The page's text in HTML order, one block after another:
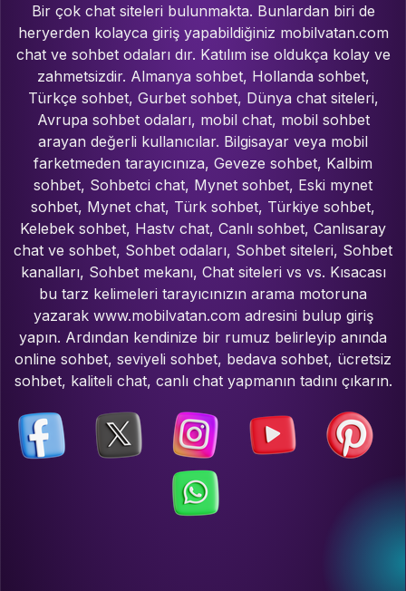
Bir çok chat siteleri bulunmakta. Bunlardan biri de
heryerden kolayca giriş yapabildiğiniz mobilvatan.com
chat ve sohbet odaları dır. Katılım ise oldukça kolay ve
zahmetsizdir. Almanya sohbet, Hollanda sohbet,
Türkçe sohbet, Gurbet sohbet, Dünya chat siteleri,
Avrupa sohbet odaları, mobil chat, mobil sohbet
arayan değerli kullanıcılar. Bilgisayar veya mobil
farketmeden tarayıcınıza, Geveze sohbet, Kalbim
sohbet, Sohbetci chat, Mynet sohbet, Eski mynet
sohbet, Mynet chat, Türk sohbet, Türkiye sohbet,
Kelebek sohbet, Hastv chat, Canlı sohbet, Canlısaray
chat ve sohbet, Sohbet odaları, Sohbet siteleri, Sohbet
kanalları, Sohbet mekanı, Chat siteleri vs vs. Kısacası
bu tarz kelimeleri tarayıcınızın arama motoruna
yazarak www.mobilvatan.com adresini bulup giriş
yapın. Ardından kendinize bir rumuz belirleyip anında
online sohbet, seviyeli sohbet, bedava sohbet, ücretsiz
sohbet, kaliteli chat, canlı chat yapmanın tadını çıkarın.